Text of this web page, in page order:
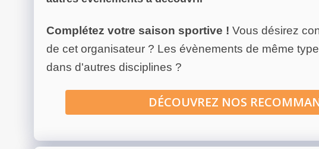
Complétez votre saison sportive ! Vous désirez
de cet organisateur ? Les évènements de même
dans d'autres disciplines ?
DÉCOUVREZ NOS